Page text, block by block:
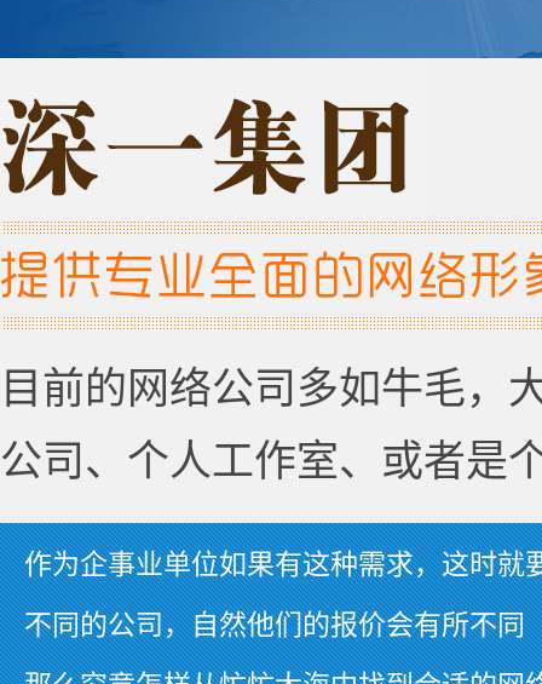
目前的网络公司多如牛毛，
公司、个人工作室、或者是
作为企事业单位如果有这种需求，这时就
不同的公司，自然他们的报价会有所不同